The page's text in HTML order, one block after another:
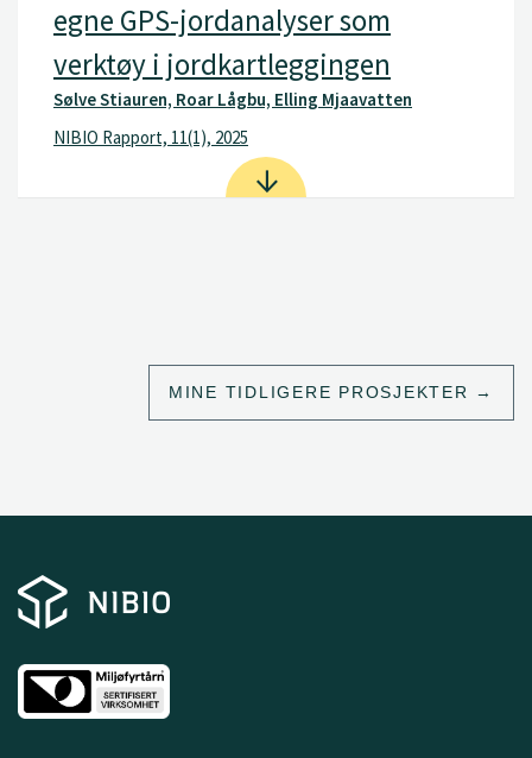
egne GPS-jordanalyser som
verktøy i jordkartleggingen
Sølve Stiauren, Roar Lågbu, Elling Mjaavatten
NIBIO Rapport, 11(1), 2025
MINE TIDLIGERE PROSJEKTER